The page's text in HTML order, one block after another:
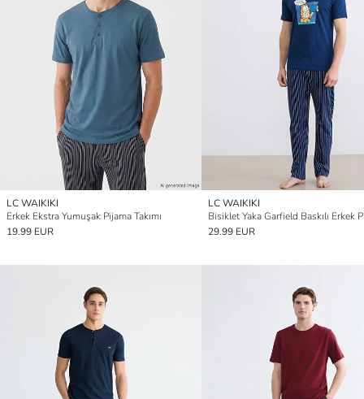
LC WAIKIKI
Erkek Ekstra Yumuşak Pijama Takımı
19.99 EUR
LC WAIKIKI
29.99 EUR